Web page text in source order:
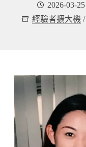
2026-03-25
經驗者擴大機 /